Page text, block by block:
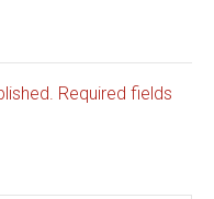
Required fields